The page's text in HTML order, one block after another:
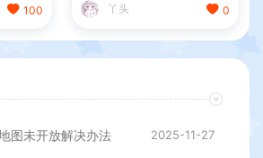
100 丫头 0
图未开放解决办法 2025-11-27